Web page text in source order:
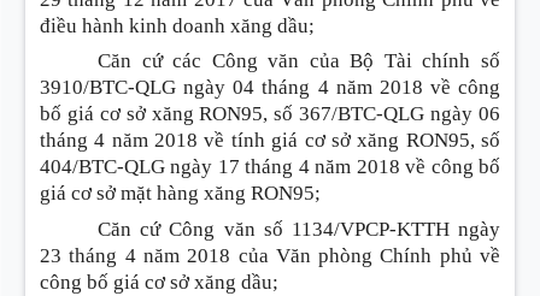
điều hành kinh doanh xăng dầu;
Căn cứ các Công văn của Bộ Tài chính số
3910/BTC-QLG ngày 04 tháng 4 năm 2018 về công
bố giá cơ sở xăng RON95, số 367/BTC-QLG ngày 06
tháng 4 năm 2018 về tính giá cơ sở xăng RON95, số
404/BTC-QLG ngày 17 tháng 4 năm 2018 về công bố
giá cơ sở mặt hàng xăng RON95;
Căn cứ Công văn số 1134/VPCP-KTTH ngày
23 tháng 4 năm 2018 của Văn phòng Chính phủ về
công bố giá cơ sở xăng dầu;